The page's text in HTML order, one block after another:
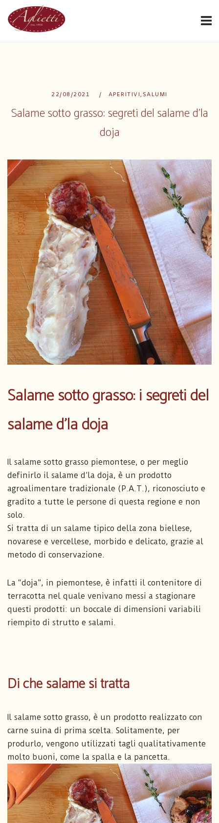
Passa
contenuto
Home
22/08/2021 APERITIVI, SALUMI
Salame sotto grasso: segreti del salame d’la
doja
Salame sotto grasso: i segreti del
salame d’la doja
Il salame sotto grasso piemontese, o per meglio
definirlo il salame d’la doja, è un prodotto
agroalimentare tradizionale (P.A.T.), riconosciuto e
gradito a tutte le persone di questa regione e non
solo.
Si tratta di un salame tipico della zona biellese,
novarese e vercellese, morbido e delicato, grazie al
metodo di conservazione.
La “doja”, in piemontese, è infatti il contenitore di
terracotta nel quale venivano messi a stagionare
questi prodotti: un boccale di dimensioni variabili
riempito di strutto e salami.
Di che salame si tratta
Il salame sotto grasso, è un prodotto realizzato con
carne suina di prima scelta. Solitamente, per
produrlo, vengono utilizzati tagli qualitativamente
molto buoni, come la spalla e la pancetta.